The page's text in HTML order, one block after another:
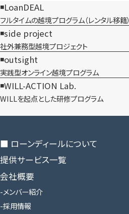
LoanDEAL
フルタイムの越境プログラム​（レンタル移籍）
side project
社外兼務型​越境プロジェクト
outsight
実践型オンライン​越境プログラム
WILL-ACTION Lab.
WILLを​起点とした​研修プログラム
■ ローンディールに​ついて
提供サービス一覧
会社概要
メンバー紹介
採用情報